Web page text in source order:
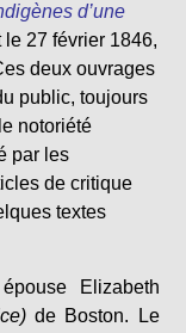
d’une
le 27 février 1846,
deux ouvrages
public, toujours
notoriété
par les
de critique
textes
Elizabeth
de Boston. Le